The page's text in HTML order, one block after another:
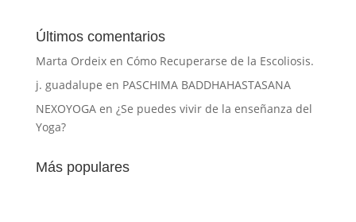
Últimos comentarios
Marta Ordeixen Cómo Recuperarse de la Escoliosis.
j. guadalupe en PASCHIMA BADDHAHASTASANA
NEXOYOGAen ¿Se puedes vivir de la enseñanza del
Yoga?
Más populares